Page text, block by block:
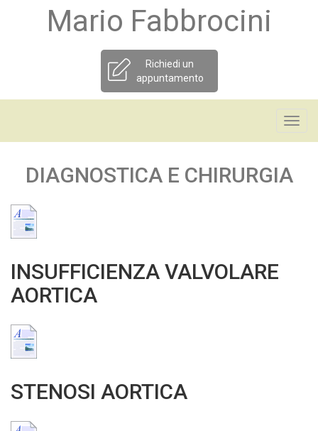
Mario Fabbrocini
Richiedi un
appuntamento
DIAGNOSTICA E CHIRURGIA
INSUFFICIENZA VALVOLARE
AORTICA
STENOSI AORTICA